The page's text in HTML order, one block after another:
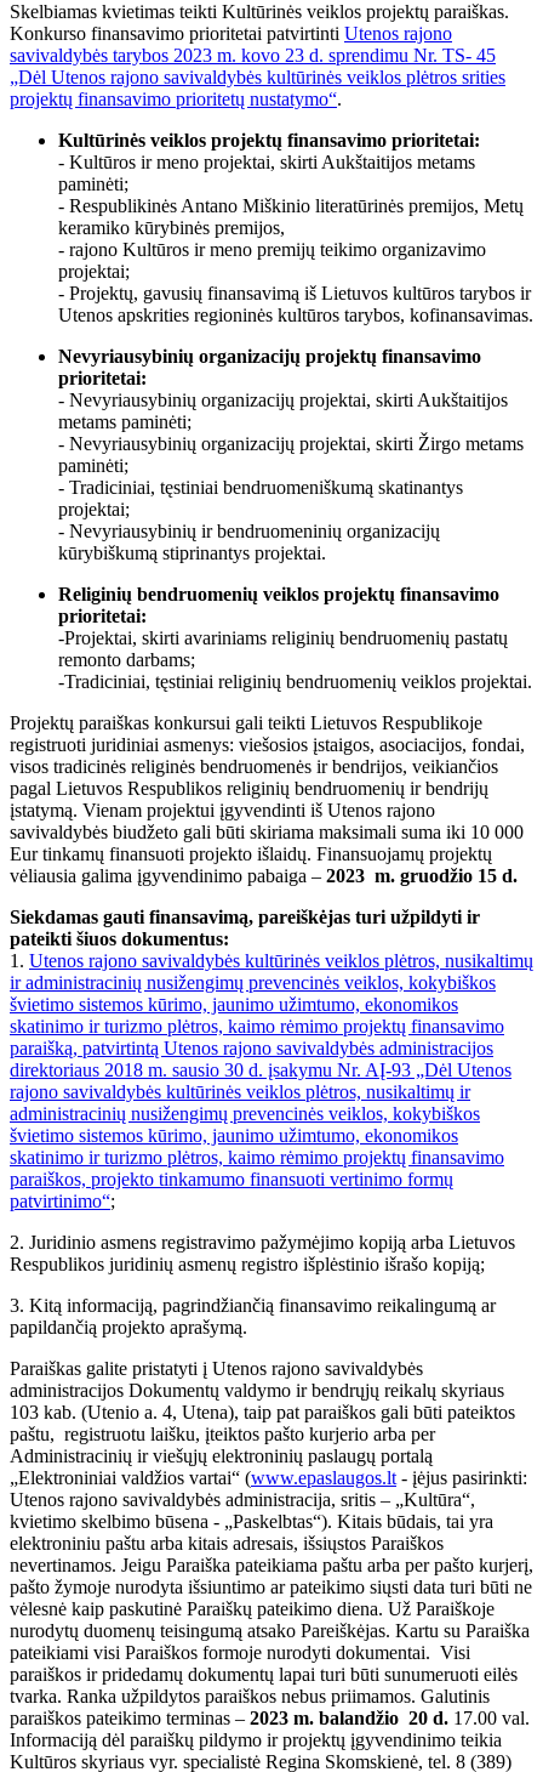
Skelbiamas kvietimas teikti Kultūrinės veiklos projektų paraiškas.
Konkurso finansavimo prioritetai patvirtinti Utenos rajono
savivaldybės tarybos 2023 m. kovo 23 d. sprendimu Nr. TS- 45
„Dėl Utenos rajono savivaldybės kultūrinės veiklos plėtros srities
projektų finansavimo prioritetų nustatymo“.
Kultūrinės veiklos projektų finansavimo prioritetai:
- Kultūros ir meno projektai, skirti Aukštaitijos metams
paminėti;
- Respublikinės Antano Miškinio literatūrinės premijos, Metų
keramiko kūrybinės premijos,
- rajono Kultūros ir meno premijų teikimo organizavimo
projektai;
- Projektų, gavusių finansavimą iš Lietuvos kultūros tarybos ir
Utenos apskrities regioninės kultūros tarybos, kofinansavimas.
Nevyriausybinių organizacijų projektų finansavimo
prioritetai:
- Nevyriausybinių organizacijų projektai, skirti Aukštaitijos
metams paminėti;
- Nevyriausybinių organizacijų projektai, skirti Žirgo metams
paminėti;
- Tradiciniai, tęstiniai bendruomeniškumą skatinantys
projektai;
- Nevyriausybinių ir bendruomeninių organizacijų
kūrybiškumą stiprinantys projektai.
Religinių bendruomenių veiklos projektų finansavimo
prioritetai:
-Projektai, skirti avariniams religinių bendruomenių pastatų
remonto darbams;
-Tradiciniai, tęstiniai religinių bendruomenių veiklos projektai.
Projektų paraiškas konkursui gali teikti Lietuvos Respublikoje
registruoti juridiniai asmenys: viešosios įstaigos, asociacijos, fondai,
visos tradicinės religinės bendruomenės ir bendrijos, veikiančios
pagal Lietuvos Respublikos religinių bendruomenių ir bendrijų
įstatymą. Vienam projektui įgyvendinti iš Utenos rajono
savivaldybės biudžeto gali būti skiriama maksimali suma iki 10 000
Eur tinkamų finansuoti projekto išlaidų. Finansuojamų projektų
vėliausia galima įgyvendinimo pabaiga – 2023 m. gruodžio 15 d.
Siekdamas gauti finansavimą, pareiškėjas turi užpildyti ir
pateikti šiuos dokumentus:
1. Utenos rajono savivaldybės kultūrinės veiklos plėtros, nusikaltimų
ir administracinių nusižengimų prevencinės veiklos, kokybiškos
švietimo sistemos kūrimo, jaunimo užimtumo, ekonomikos
skatinimo ir turizmo plėtros, kaimo rėmimo projektų finansavimo
paraišką, patvirtintą Utenos rajono savivaldybės administracijos
direktoriaus 2018 m. sausio 30 d. įsakymu Nr. AĮ-93 „Dėl Utenos
rajono savivaldybės kultūrinės veiklos plėtros, nusikaltimų ir
administracinių nusižengimų prevencinės veiklos, kokybiškos
švietimo sistemos kūrimo, jaunimo užimtumo, ekonomikos
skatinimo ir turizmo plėtros, kaimo rėmimo projektų finansavimo
paraiškos, projekto tinkamumo finansuoti vertinimo formų
patvirtinimo“;
2. Juridinio asmens registravimo pažymėjimo kopiją arba Lietuvos
Respublikos juridinių asmenų registro išplėstinio išrašo kopiją;
3. Kitą informaciją, pagrindžiančią finansavimo reikalingumą ar
papildančią projekto aprašymą.
Paraiškas galite pristatyti į Utenos rajono savivaldybės
administracijos Dokumentų valdymo ir bendrųjų reikalų skyriaus
103 kab. (Utenio a. 4, Utena), taip pat paraiškos gali būti pateiktos
paštu, registruotu laišku, įteiktos pašto kurjerio arba per
Administracinių ir viešųjų elektroninių paslaugų portalą
„Elektroniniai valdžios vartai“ (www.epaslaugos.lt - įėjus pasirinkti:
Utenos rajono savivaldybės administracija, sritis – „Kultūra“,
kvietimo skelbimo būsena - „Paskelbtas“). Kitais būdais, tai yra
elektroniniu paštu arba kitais adresais, išsiųstos Paraiškos
nevertinamos. Jeigu Paraiška pateikiama paštu arba per pašto kurjerį,
pašto žymoje nurodyta išsiuntimo ar pateikimo siųsti data turi būti ne
vėlesnė kaip paskutinė Paraiškų pateikimo diena. Už Paraiškoje
nurodytų duomenų teisingumą atsako Pareiškėjas. Kartu su Paraiška
pateikiami visi Paraiškos formoje nurodyti dokumentai. Visi
paraiškos ir pridedamų dokumentų lapai turi būti sunumeruoti eilės
tvarka. Ranka užpildytos paraiškos nebus priimamos. Galutinis
paraiškos pateikimo terminas – 2023 m. balandžio 20 d. 17.00 val.
Informaciją dėl paraiškų pildymo ir projektų įgyvendinimo teikia
Kultūros skyriaus vyr. specialistė Regina Skomskienė, tel. 8 (389)